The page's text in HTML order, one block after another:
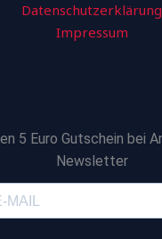
Datenschutzerklärung
Impressum
5 Euro Gutschein bei
Newsletter